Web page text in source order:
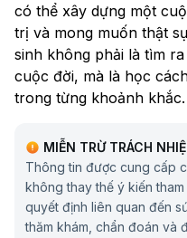
có thể xây dựng một
trị và mong muốn thật
sinh không phải là tìm
cuộc đời, mà là học
trong từng khoảnh khắc.
MIỄN TRỪ TRÁCH
Thông tin được cung cấp
không thay thế ý kiến
quyết định liên quan đến
thăm khám, chẩn đoán và